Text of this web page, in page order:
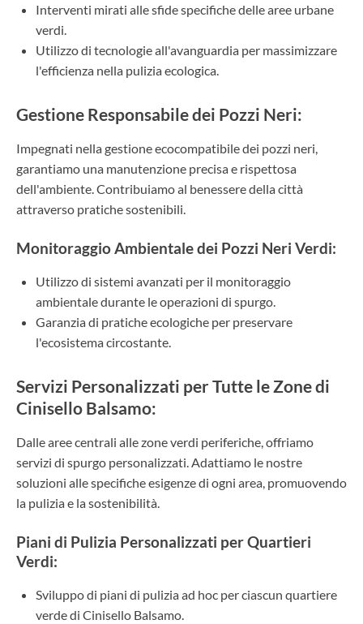
Interventi mirati alle sfide specifiche delle aree urbane
verdi.
Utilizzo di tecnologie all'avanguardia per massimizzare
l'efficienza nella pulizia ecologica.
Gestione Responsabile dei Pozzi Neri:
Impegnati nella gestione ecocompatibile dei pozzi neri,
garantiamo una manutenzione precisa e rispettosa
dell'ambiente. Contribuiamo al benessere della città
attraverso pratiche sostenibili.
Monitoraggio Ambientale dei Pozzi Neri Verdi:
Utilizzo di sistemi avanzati per il monitoraggio
ambientale durante le operazioni di spurgo.
Garanzia di pratiche ecologiche per preservare
l'ecosistema circostante.
Servizi Personalizzati per Tutte le Zone di
Cinisello Balsamo:
Dalle aree centrali alle zone verdi periferiche, offriamo
servizi di spurgo personalizzati. Adattiamo le nostre
soluzioni alle specifiche esigenze di ogni area, promuovendo
la pulizia e la sostenibilità.
Piani di Pulizia Personalizzati per Quartieri
Verdi:
Sviluppo di piani di pulizia ad hoc per ciascun quartiere
verde di Cinisello Balsamo.